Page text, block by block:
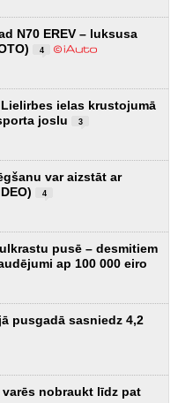
N70 EREV – luksusa
4
ielas krustojumā
joslu
3
var aizstāt ar
4
pusē – desmitiem
ap 100 000 eiro
pusgadā sasniedz 4,2
nobraukt līdz pat